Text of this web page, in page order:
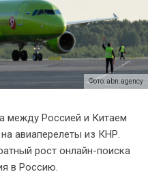
Фото: abn.agency
между Россией и Китаем
авиаперелеты из КНР.
рост онлайн-поиска
в Россию.